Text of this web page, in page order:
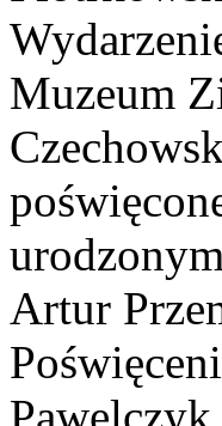
Muzeum
Artur